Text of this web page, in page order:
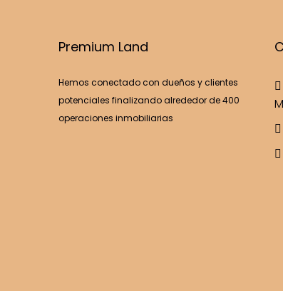
Premium Land
Hemos conectado con dueños y clientes
potenciales finalizando alrededor de 400
operaciones inmobiliarias